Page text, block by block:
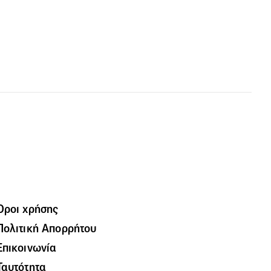
χρήσης
Απορρήτου